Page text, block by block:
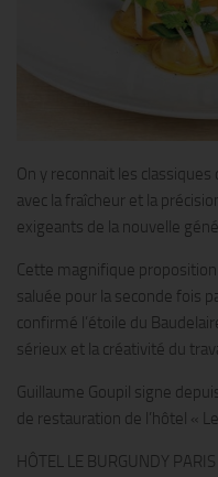
On y reconnait les
avec la fraîcheur et la
exigeants de la nouvelle
Cette magnifique
saluée pour la seconde fois
confirmé l’étoile du
sérieux et la créativité du
Guillaume Goupil signe
de restauration de l’hôtel «
HÔTEL LE BURGUNDY PARIS